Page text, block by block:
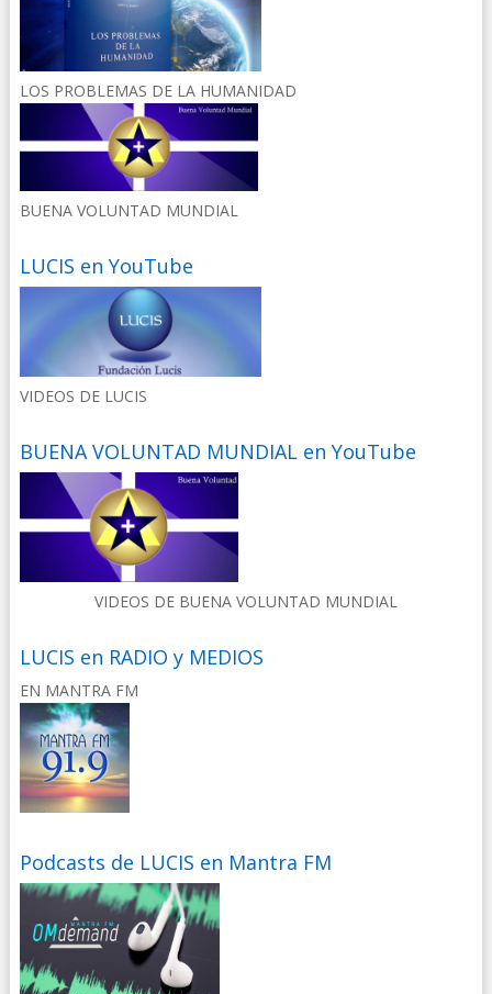
LOS PROBLEMAS DE LA HUMANIDAD
BUENA VOLUNTAD MUNDIAL
LUCIS en YouTube
VIDEOS DE LUCIS
BUENA VOLUNTAD MUNDIAL en YouTube
VIDEOS DE BUENA VOLUNTAD MUNDIAL
LUCIS en RADIO y MEDIOS
EN MANTRA FM
Podcasts de LUCIS en Mantra FM